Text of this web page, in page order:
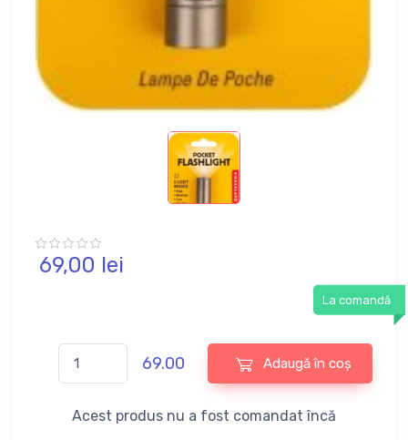
69,00 lei
La comandă
69.00 Adaugă în coș
Acest produs nu a fost comandat încă